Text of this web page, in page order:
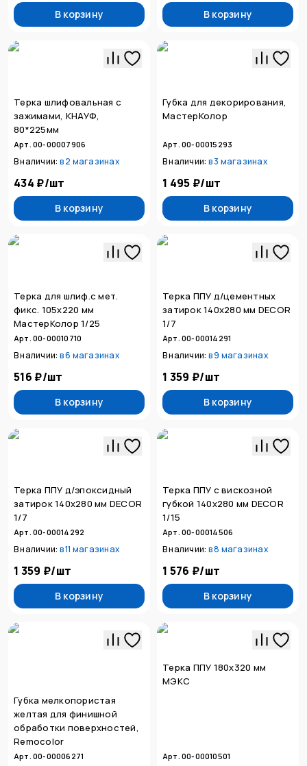
В корзину В корзину
Терка шлифовальная с
зажимами, КНАУФ,
80*225мм
Арт. 00-00007906
В наличии: в2 магазинах
434 ₽/шт
В корзину
Губка для декорирования,
МастерКолор
Арт. 00-00015293
В наличии: в3 магазинах
1 495 ₽/шт
В корзину
Терка для шлиф.с мет.
фикс. 105х220 мм
МастерКолор 1/25
Арт. 00-00010710
В наличии: в6 магазинах
516 ₽/шт
В корзину
Терка ППУ д/цементных
затирок 140х280 мм DECOR
1/7
Арт. 00-00014291
В наличии: в9 магазинах
1 359 ₽/шт
В корзину
Терка ППУ д/эпоксидный
затирок 140х280 мм DECOR
1/7
Арт. 00-00014292
В наличии: в11 магазинах
1 359 ₽/шт
В корзину
Терка ППУ с вискозной
губкой 140х280 мм DECOR
1/15
Арт. 00-00014506
В наличии: в8 магазинах
1 576 ₽/шт
В корзину
Губка мелкопористая
желтая для финишной
обработки поверхностей,
Remocolor
Арт. 00-00006271
Терка ППУ 180х320 мм
МЭКС
Арт. 00-00010501